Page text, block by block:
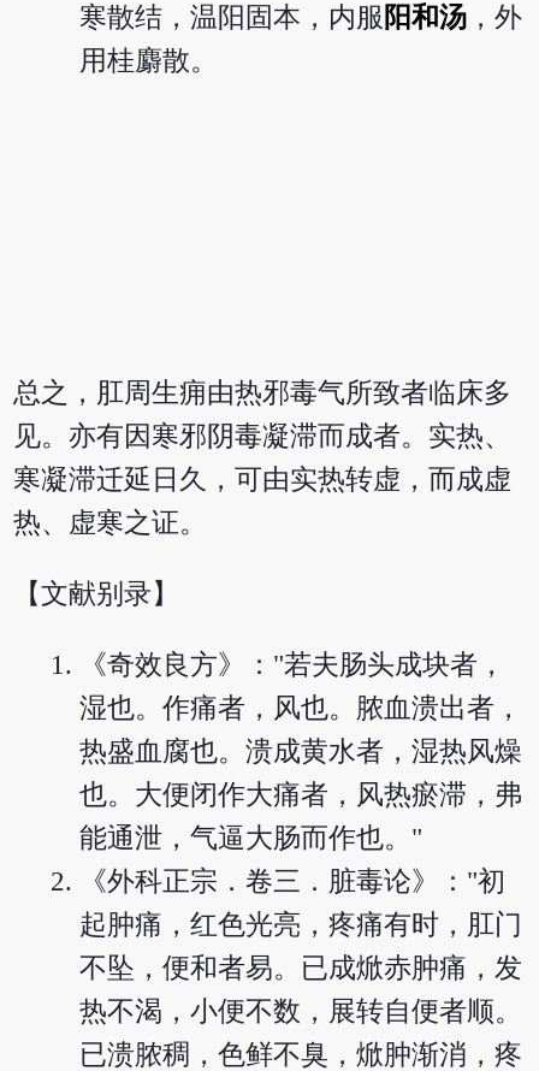
寒散结，温阳固本，内服 阳和汤 ，外
用桂麝散。
总之，肛周生痈由热邪毒气所致者临床多
见。亦有因寒邪阴毒凝滞而成者。实热、
寒凝滞迁延日久，可由实热转虚，而成虚
热、虚寒之证。
【文献别录】
《奇效良方》："若夫肠头成块者，
湿也。作痛者，风也。脓血溃出者，
热盛血腐也。溃成黄水者，湿热风燥
也。大便闭作大痛者，风热瘀滞，弗
能通泄，气逼大肠而作也。"
《外科正宗．卷三．脏毒论》："初
起肿痛，红色光亮，疼痛有时，肛门
不坠，便和者易。已成焮赤肿痛，发
热不渴，小便不数，展转自便者顺。
已溃脓稠，色鲜不臭，焮肿渐消，疼